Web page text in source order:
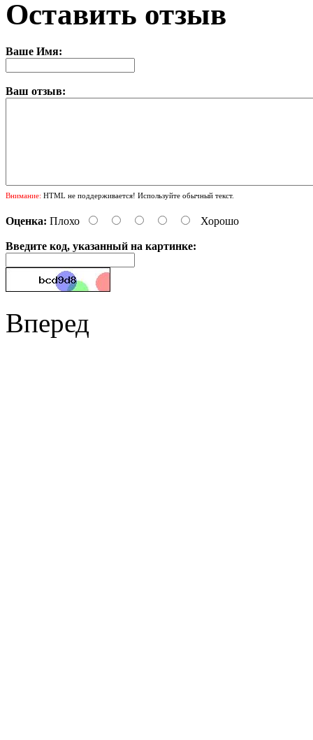
Оставить отзыв
Ваше Имя:
Ваш отзыв:
Внимание: HTML не поддерживается! Используйте обычный текст.
Оценка: Плохо Хорошо
Введите код, указанный на картинке:
Вперед